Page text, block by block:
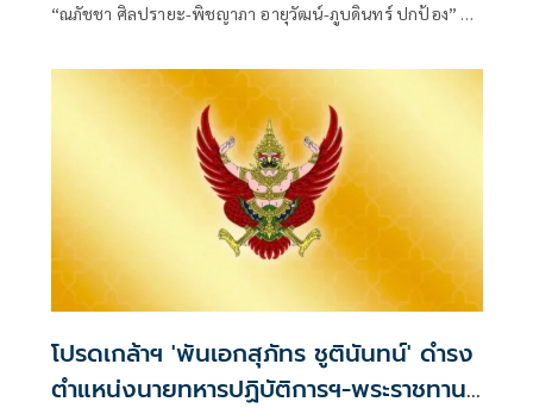
“ณภัชชา ศิลปรายะ-พิชญาภา อายุวัฒน์-ภูบดินทร์ ปกป้อง” นั่ง
รัฐมนตรี มีผลตั้งแต่ 27 ก
โปรดเกล้าฯ 'พันเอกสุภัทร ชูตินันทน์' ดำรง
ตำแหน่งนายทหารปฏิบัติการฯ-พระราชทาน